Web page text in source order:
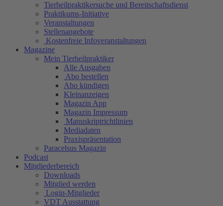
Tierheilpraktikersuche und Bereitschaftsdienst
Praktikums-Initiative
Veranstaltungen
Stellenangebote
Kostenfreie Infoveranstaltungen
Magazine
Mein Tierheilpraktiker
Alle Ausgaben
Abo bestellen
Abo kündigen
Kleinanzeigen
Magazin App
Magazin Impressum
Manuskriptrichtlinien
Mediadaten
Praxispräsentation
Paracelsus Magazin
Podcast
Mitgliederbereich
Downloads
Mitglied werden
Login-Mitglieder
VDT Ausstattung